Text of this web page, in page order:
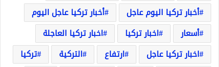
أخبار تركيا اليوم عاجل
أخبار تركيا عاجل اليوم
أسعار
اخبار تركيا
اخبار تركيا العاجلة
اخبار تركيا عاجل
ارتفاع التركية
تركيا